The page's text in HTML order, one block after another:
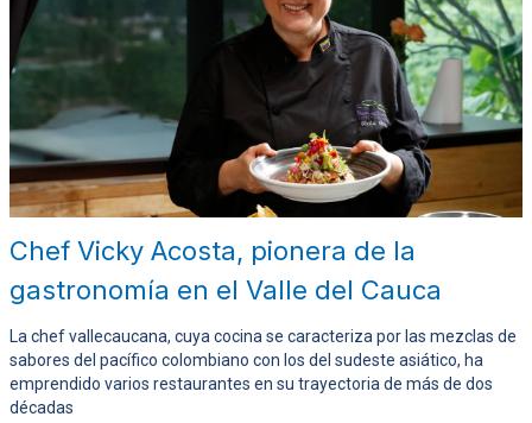
Chef Vicky Acosta, pionera de la
gastronomía en el Valle del Cauca
La chef vallecaucana, cuya cocina se caracteriza por las mezclas de
sabores del pacífico colombiano con los del sudeste asiático, ha
emprendido varios restaurantes en su trayectoria de más de dos
décadas